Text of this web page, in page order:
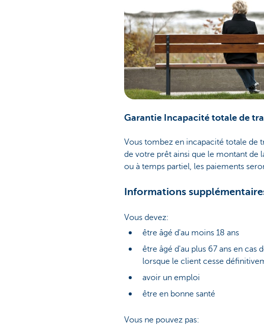
Garantie Incapacité totale de
Vous tombez en incapacité totale de
de votre prêt ainsi que le montant de
ou à temps partiel, les paiements
Informations
Vous devez:
être âgé d'au moins 18 ans
être âgé d'au plus 67 ans en cas
lorsque le client cesse
avoir un emploi
être en bonne santé
Vous ne pouvez pas: